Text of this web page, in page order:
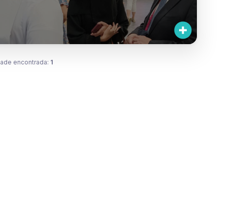
encontrada: 1